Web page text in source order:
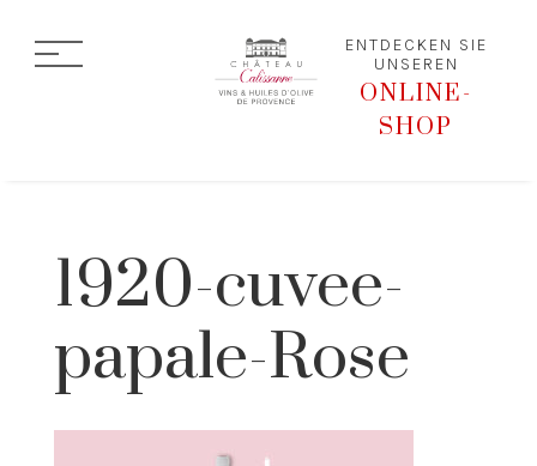
ENTDECKEN SIE
UNSEREN
ONLINE-
SHOP
1920-cuvee-
papale-Rose